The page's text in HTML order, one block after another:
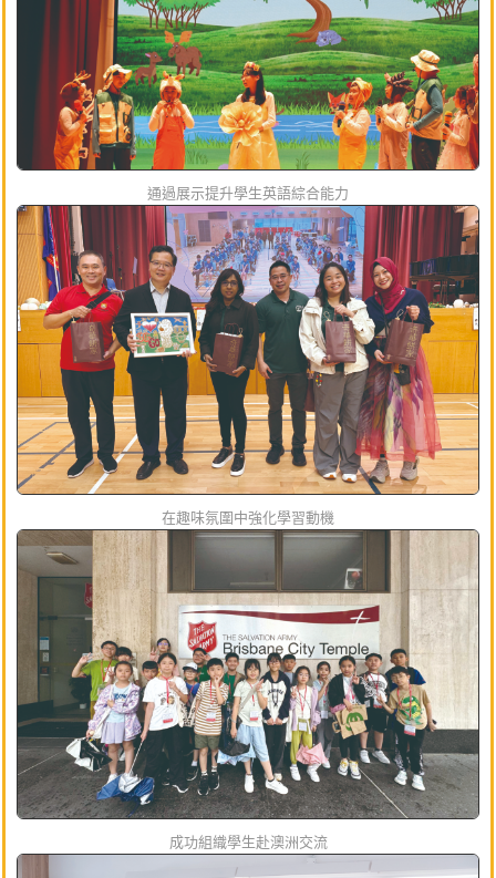
通過展示提升學生英語綜合能力
在趣味氛圍中強化學習動機
成功組織學生赴澳洲交流